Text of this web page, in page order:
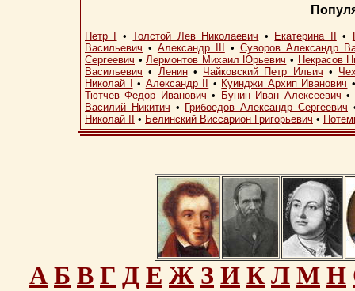
Петр I •Толстой Лев Николаевич • Екатерина II •
Васильевич • Александр III • Суворов Александр
Сергеевич •Лермонтов Михаил Юрьевич • Некрасов
Васильевич • Ленин• Чайковский Петр Ильич •
Николай I
• Александр II • Куинджи Архип Иванович
Тютчев Федор Иванович • Бунин Иван Алексеевич •
Василий Никитич • Грибоедов Александр Сергеевич
Николай II
• Белинский Виссарион Григорьевич •
А Б В Г Д Е Ж З И К Л М Н